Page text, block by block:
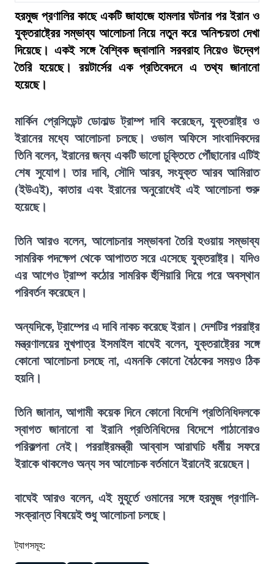
হরমুজ প্রণালির কাছে একটি জাহাজে হামলার ঘটনার পর ইরান ও
যুক্তরাষ্ট্রের সম্ভাব্য আলোচনা নিয়ে নতুন করে অনিশ্চয়তা দেখা
দিয়েছে। একই সঙ্গে বৈশ্বিক জ্বালানি সরবরাহ নিয়েও উদ্বেগ
তৈরি হয়েছে। রয়টার্সের এক প্রতিবেদনে এ তথ্য জানানো
হয়েছে।
মার্কিন প্রেসিডেন্ট ডোনাল্ড ট্রাম্প দাবি করেছেন, যুক্তরাষ্ট্র ও
ইরানের মধ্যে আলোচনা চলছে। ওভাল অফিসে সাংবাদিকদের
তিনি বলেন, ইরানের জন্য একটি ভালো চুক্তিতে পৌঁছানোর এটিই
শেষ সুযোগ। তার দাবি, সৌদি আরব, সংযুক্ত আরব আমিরাত
(ইউএই), কাতার এবং ইরানের অনুরোধেই এই আলোচনা শুরু
হয়েছে।
তিনি আরও বলেন, আলোচনার সম্ভাবনা তৈরি হওয়ায় সম্ভাব্য
সামরিক পদক্ষেপ থেকে আপাতত সরে এসেছে যুক্তরাষ্ট্র। যদিও
এর আগেও ট্রাম্প কঠোর সামরিক হুঁশিয়ারি দিয়ে পরে অবস্থান
পরিবর্তন করেছেন।
অন্যদিকে, ট্রাম্পের এ দাবি নাকচ করেছে ইরান। দেশটির পররাষ্ট্র
মন্ত্রণালয়ের মুখপাত্র ইসমাইল বাঘেই বলেন, যুক্তরাষ্ট্রের সঙ্গে
কোনো আলোচনা চলছে না, এমনকি কোনো বৈঠকের সময়ও ঠিক
হয়নি।
তিনি জানান, আগামী কয়েক দিনে কোনো বিদেশি প্রতিনিধিদলকে
স্বাগত জানানো বা ইরানি প্রতিনিধিদের বিদেশে পাঠানোরও
পরিকল্পনা নেই। পররাষ্ট্রমন্ত্রী আব্বাস আরাঘচি ধর্মীয় সফরে
ইরাকে থাকলেও অন্য সব আলোচক বর্তমানে ইরানেই রয়েছেন।
বাঘেই আরও বলেন, এই মুহূর্তে ওমানের সঙ্গে হরমুজ প্রণালি-
সংক্রান্ত বিষয়েই শুধু আলোচনা চলছে।
ট্যাগসমূহ: